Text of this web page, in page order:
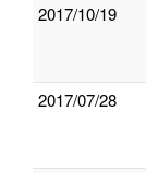
2017/10/19
2017/07/28